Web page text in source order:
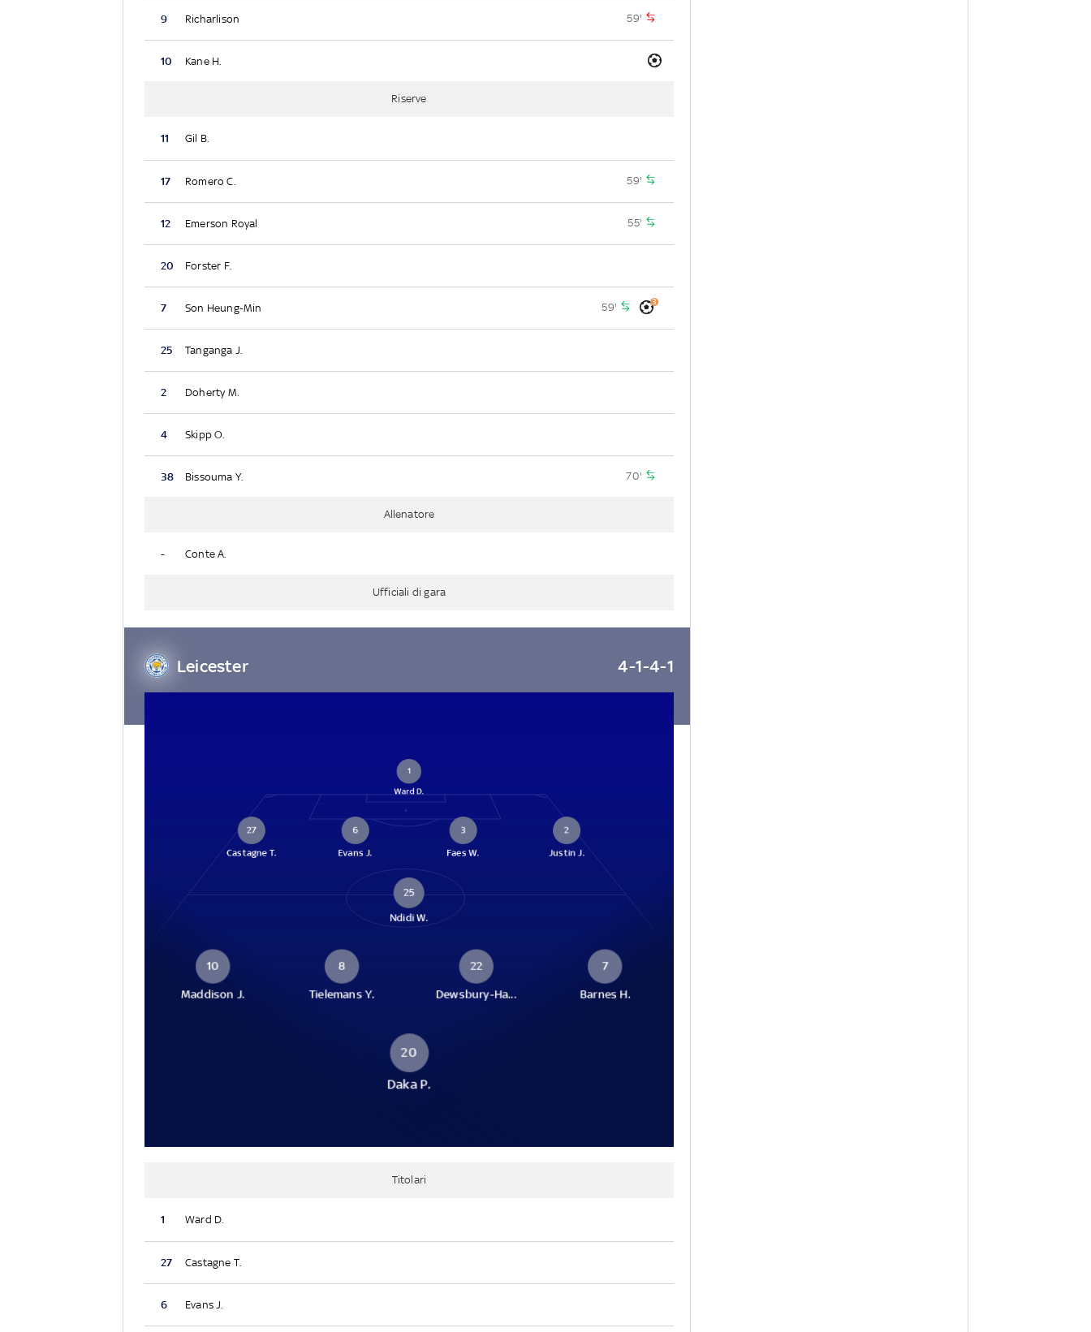
9 Richarlison 59'
10 Kane H.
Riserve
11 Gil B.
17 Romero C. 59'
12 Emerson Royal 55'
20 Forster F.
7 Son Heung-Min 59' 3
25 Tanganga J.
2 Doherty M.
4 Skipp O.
38 Bissouma Y. 70'
Allenatore
- Conte A.
Ufficiali di gara
Leicester 4-1-4-1
1
Ward D.
27
Castagne T.
6
Evans J.
3
Faes W.
2
Justin J.
25
Ndidi W.
10
Maddison J.
8
Tielemans Y.
22
Dewsbury-Ha...
7
Barnes H.
20
Daka P.
Titolari
1 Ward D.
27 Castagne T.
6 Evans J.